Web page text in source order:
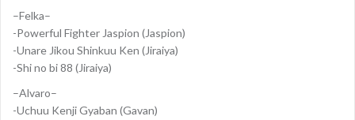
–Felka–
-Powerful Fighter Jaspion (Jaspion)
-Unare Jikou Shinkuu Ken (Jiraiya)
-Shi no bi 88 (Jiraiya)
–Alvaro–
-Uchuu Kenji Gyaban (Gavan)